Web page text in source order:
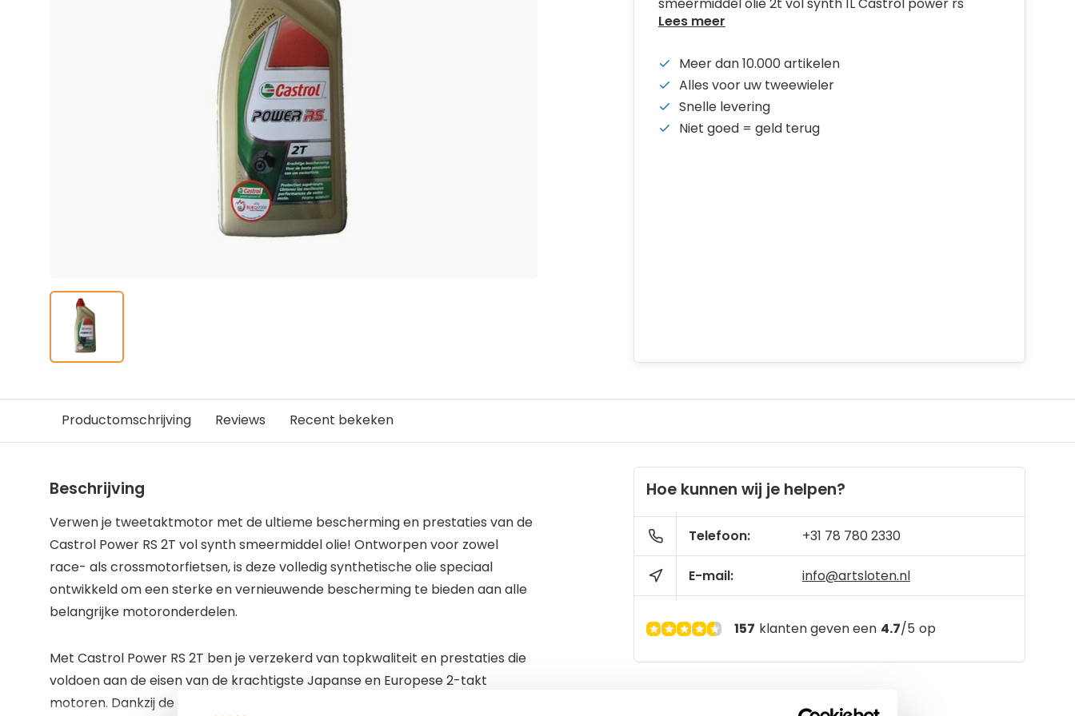
Lees meer
Meer dan 10.000 artikelen
Alles voor uw tweewieler
Snelle levering
Niet goed = geld terug
Productomschrijving Reviews Recent bekeken
Beschrijving
Verwen je tweetaktmotor met de ultieme bescherming en prestaties van de
Castrol Power RS 2T vol synth smeermiddel olie! Ontworpen voor zowel
race- als crossmotorfietsen, is deze volledig synthetische olie speciaal
ontwikkeld om een sterke en vernieuwende bescherming te bieden aan alle
belangrijke motoronderdelen.
Met Castrol Power RS 2T ben je verzekerd van topkwaliteit en prestaties die
voldoen aan de eisen van de krachtigste Japanse en Europese 2-takt
motoren. Dankzij de geavanceerde formule van Castrol Power RS 2T wordt er
Hoe kunnen wij je helpen?
Telefoon: +31 78 780 2330
E-mail: info@artsloten.nl
157 klanten geven een 4.7/5 op